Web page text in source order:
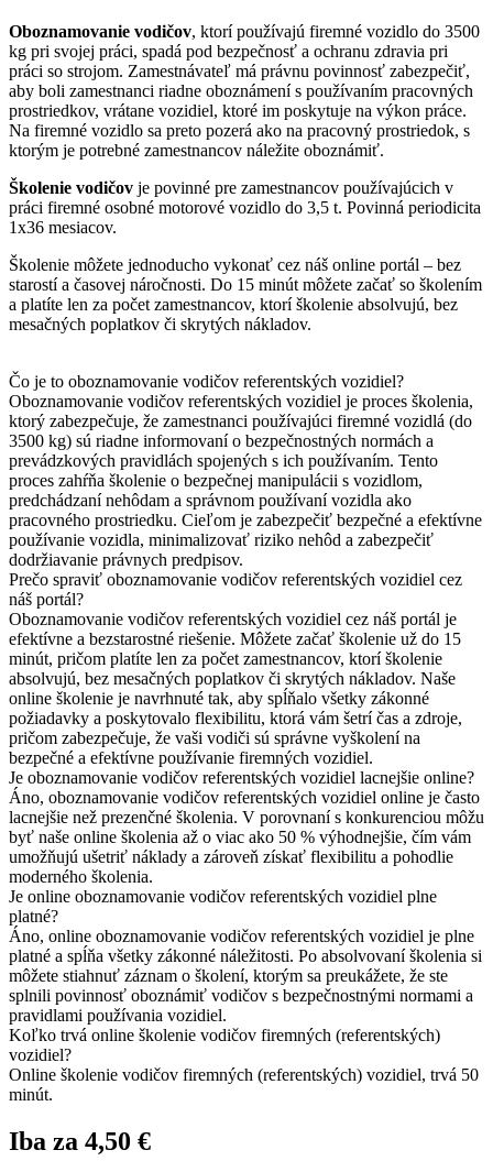
Oboznamovanie vodičov, ktorí používajú firemné vozidlo do 3500
kg pri svojej práci, spadá pod bezpečnosť a ochranu zdravia pri
práci so strojom. Zamestnávateľ má právnu povinnosť zabezpečiť,
aby boli zamestnanci riadne oboznámení s používaním pracovných
prostriedkov, vrátane vozidiel, ktoré im poskytuje na výkon práce.
Na firemné vozidlo sa preto pozerá ako na pracovný prostriedok, s
ktorým je potrebné zamestnancov náležite oboznámiť.
Školenie vodičov je povinné pre zamestnancov používajúcich v
práci firemné osobné motorové vozidlo do 3,5 t. Povinná periodicita
1x36 mesiacov.
Školenie môžete jednoducho vykonať cez náš online portál – bez
starostí a časovej náročnosti. Do 15 minút môžete začať so školením
a platíte len za počet zamestnancov, ktorí školenie absolvujú, bez
mesačných poplatkov či skrytých nákladov.
Čo je to oboznamovanie vodičov referentských vozidiel?
Oboznamovanie vodičov referentských vozidiel je proces školenia,
ktorý zabezpečuje, že zamestnanci používajúci firemné vozidlá (do
3500 kg) sú riadne informovaní o bezpečnostných normách a
prevádzkových pravidlách spojených s ich používaním. Tento
proces zahŕňa školenie o bezpečnej manipulácii s vozidlom,
predchádzaní nehôdam a správnom používaní vozidla ako
pracovného prostriedku. Cieľom je zabezpečiť bezpečné a efektívne
používanie vozidla, minimalizovať riziko nehôd a zabezpečiť
dodržiavanie právnych predpisov.
Prečo spraviť oboznamovanie vodičov referentských vozidiel cez
náš portál?
Oboznamovanie vodičov referentských vozidiel cez náš portál je
efektívne a bezstarostné riešenie. Môžete začať školenie už do 15
minút, pričom platíte len za počet zamestnancov, ktorí školenie
absolvujú, bez mesačných poplatkov či skrytých nákladov. Naše
online školenie je navrhnuté tak, aby spĺňalo všetky zákonné
požiadavky a poskytovalo flexibilitu, ktorá vám šetrí čas a zdroje,
pričom zabezpečuje, že vaši vodiči sú správne vyškolení na
bezpečné a efektívne používanie firemných vozidiel.
Je oboznamovanie vodičov referentských vozidiel lacnejšie online?
Áno, oboznamovanie vodičov referentských vozidiel online je často
lacnejšie než prezenčné školenia. V porovnaní s konkurenciou môžu
byť naše online školenia až o viac ako 50 % výhodnejšie, čím vám
umožňujú ušetriť náklady a zároveň získať flexibilitu a pohodlie
moderného školenia.
Je online oboznamovanie vodičov referentských vozidiel plne
platné?
Áno, online oboznamovanie vodičov referentských vozidiel je plne
platné a spĺňa všetky zákonné náležitosti. Po absolvovaní školenia si
môžete stiahnuť záznam o školení, ktorým sa preukážete, že ste
splnili povinnosť oboznámiť vodičov s bezpečnostnými normami a
pravidlami používania vozidiel.
Koľko trvá online školenie vodičov firemných (referentských)
vozidiel?
Online školenie vodičov firemných (referentských) vozidiel, trvá 50
minút.
Iba za 4,50 €